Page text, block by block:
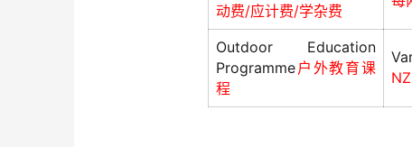
动费/应计费/学杂费
Outdoor Education
Programme户外教育课
程